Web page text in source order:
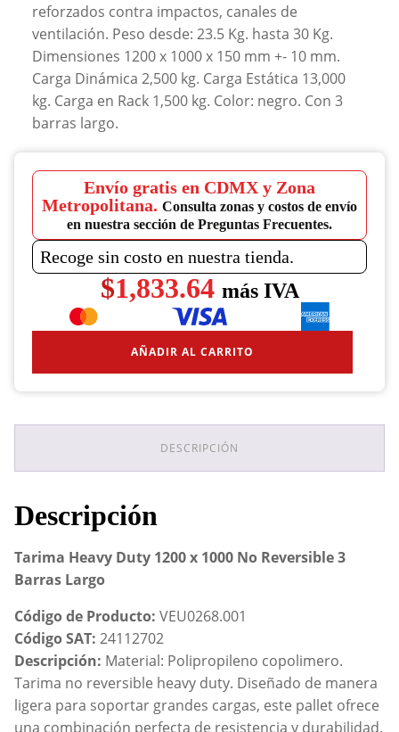
reforzados contra impactos, canales de
ventilación. Peso desde: 23.5 Kg. hasta 30 Kg.
Dimensiones 1200 x 1000 x 150 mm +- 10 mm.
Carga Dinámica 2,500 kg. Carga Estática 13,000
kg. Carga en Rack 1,500 kg. Color: negro. Con 3
barras largo.
Envío gratis en CDMX y Zona
Metropolitana. Consulta zonas y costos de envío
en nuestra sección de Preguntas Frecuentes.
Recoge sin costo en nuestra tienda.
$1,833.64 más IVA
1200
Largo
AÑADIR AL CARRITO
DESCRIPCIÓN
Descripción
Tarima Heavy Duty 1200 x 1000 No Reversible 3
Barras Largo
Código de Producto: VEU0268.001
Código SAT: 24112702
Descripción: Material: Polipropileno copolimero.
Tarima no reversible heavy duty. Diseñado de manera
ligera para soportar grandes cargas, este pallet ofrece
una combinación perfecta de resistencia y durabilidad.